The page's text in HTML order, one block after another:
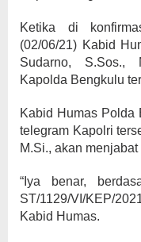
Ketika di
(02/06/21) Kabid
Sudarno, S.Sos.,
Kapolda Bengkulu
Kabid Humas Polda
telegram Kapolri
M.Si., akan
“Iya benar,
ST/1129/VI/KEP/
Kabid Humas.